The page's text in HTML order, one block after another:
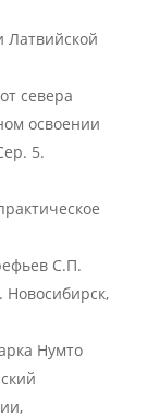
Латвийской
севера
освоении
5.
С.П.
Нумто